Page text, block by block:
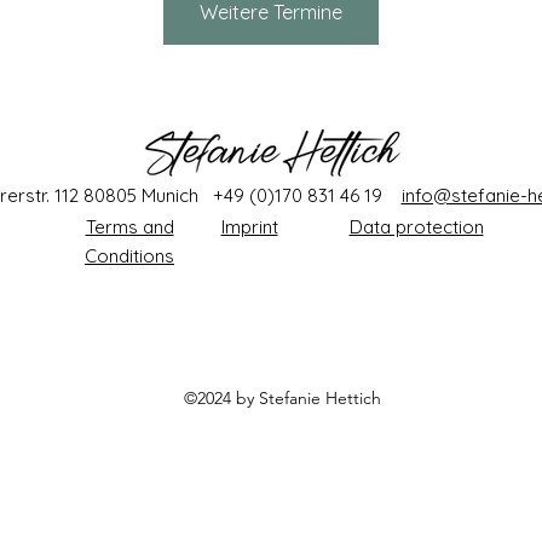
Weitere Termine
112 80805 Munich +49 (0)170 831 46 19 info@stefanie-
Terms and
Conditions
Imprint Data protection
©2024 by Stefanie Hettich